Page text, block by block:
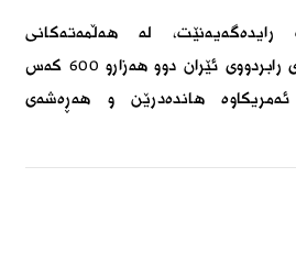
لە هەڵمەتەكانی
سەركوتكردنی چەند رۆژی رابردووی ئێران دوو هەزارو 600 کەس
هاندەدرێن و هەڕەشەی